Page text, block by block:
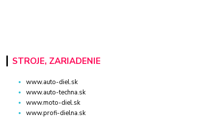
STROJE, ZARIADENIE
www.auto-diel.sk
www.auto-techna.sk
www.moto-diel.sk
www.profi-dielna.sk